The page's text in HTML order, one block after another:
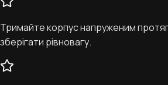
Тримайте корпус напруженим
зберігати рівновагу.